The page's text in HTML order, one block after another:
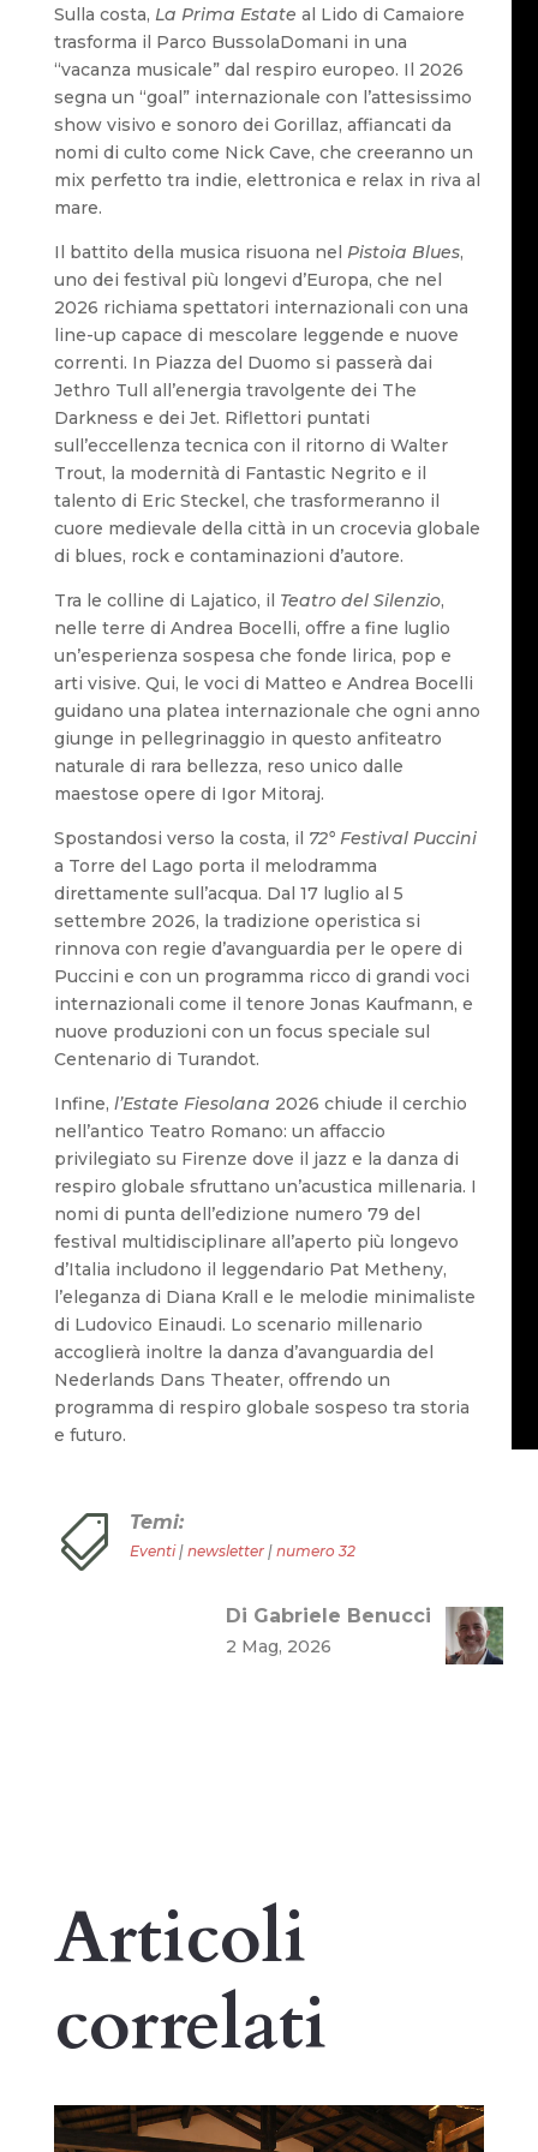
Sulla costa, La Prima Estate al Lido di Camaiore
trasforma il Parco BussolaDomani in una
“vacanza musicale” dal respiro europeo. Il 2026
segna un “goal” internazionale con l’attesissimo
show visivo e sonoro dei Gorillaz, affiancati da
nomi di culto come Nick Cave, che creeranno un
mix perfetto tra indie, elettronica e relax in riva al
mare.
Il battito della musica risuona nel Pistoia Blues,
uno dei festival più longevi d’Europa, che nel
2026 richiama spettatori internazionali con una
line-up capace di mescolare leggende e nuove
correnti. In Piazza del Duomo si passerà dai
Jethro Tull all’energia travolgente dei The
Darkness e dei Jet. Riflettori puntati
sull’eccellenza tecnica con il ritorno di Walter
Trout, la modernità di Fantastic Negrito e il
talento di Eric Steckel, che trasformeranno il
cuore medievale della città in un crocevia globale
di blues, rock e contaminazioni d’autore.
Tra le colline di Lajatico, il Teatro del Silenzio,
nelle terre di Andrea Bocelli, offre a fine luglio
un’esperienza sospesa che fonde lirica, pop e
arti visive. Qui, le voci di Matteo e Andrea Bocelli
guidano una platea internazionale che ogni anno
giunge in pellegrinaggio in questo anfiteatro
naturale di rara bellezza, reso unico dalle
maestose opere di Igor Mitoraj.
Spostandosi verso la costa, il 72° Festival Puccini
a Torre del Lago porta il melodramma
direttamente sull’acqua. Dal 17 luglio al 5
settembre 2026, la tradizione operistica si
rinnova con regie d’avanguardia per le opere di
Puccini e con un programma ricco di grandi voci
internazionali come il tenore Jonas Kaufmann, e
nuove produzioni con un focus speciale sul
Centenario di Turandot.
Infine, l’Estate Fiesolana 2026 chiude il cerchio
nell’antico Teatro Romano: un affaccio
privilegiato su Firenze dove il jazz e la danza di
respiro globale sfruttano un’acustica millenaria. I
nomi di punta dell’edizione numero 79 del
festival multidisciplinare all’aperto più longevo
d’Italia includono il leggendario Pat Metheny,
l’eleganza di Diana Krall e le melodie minimaliste
di Ludovico Einaudi. Lo scenario millenario
accoglierà inoltre la danza d’avanguardia del
Nederlands Dans Theater, offrendo un
programma di respiro globale sospeso tra storia
e futuro.
 Temi:
Eventi| newsletter| numero 32
Di Gabriele Benucci
2 Mag, 2026
Articoli
correlati